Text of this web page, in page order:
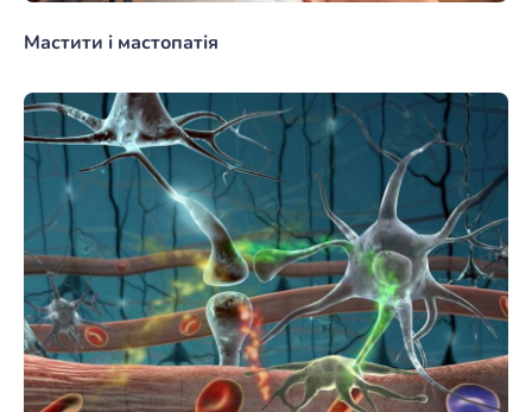
Мастити і мастопатія